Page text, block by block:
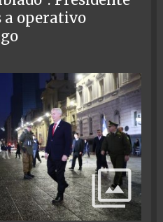
a operativo